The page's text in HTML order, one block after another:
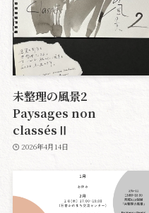
未整理の風景2
Paysages non
classésⅡ
2026年4月14日